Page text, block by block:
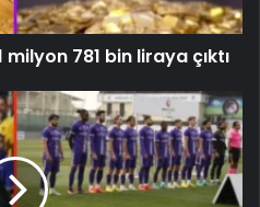
milyon 781 bin liraya çıktı